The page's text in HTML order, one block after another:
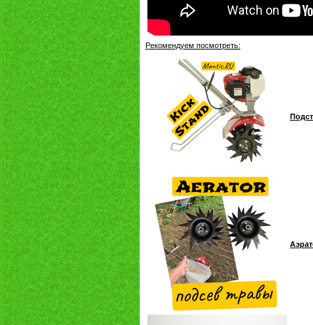
Рекомендуем посмотреть: